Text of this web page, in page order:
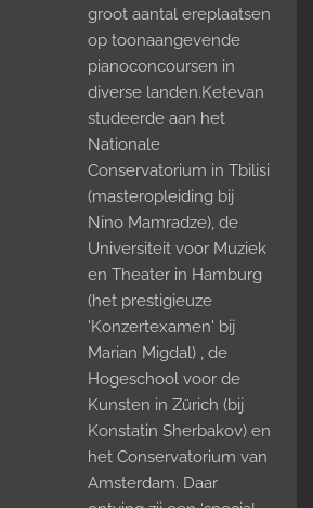
groot aantal ereplaatsen
op toonaangevende
pianoconcoursen in
diverse landen.Ketevan
studeerde aan het
Nationale
Conservatorium in Tbilisi
(masteropleiding bij
Nino Mamradze), de
Universiteit voor Muziek
en Theater in Hamburg
(het prestigieuze
'Konzertexamen' bij
Marian Migdal) , de
Hogeschool voor de
Kunsten in Zürich (bij
Konstatin Sherbakov) en
het Conservatorium van
Amsterdam. Daar